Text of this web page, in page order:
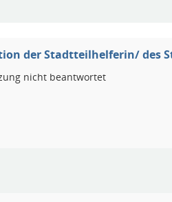
der Stadtteilhelferin/ des
nicht beantwortet